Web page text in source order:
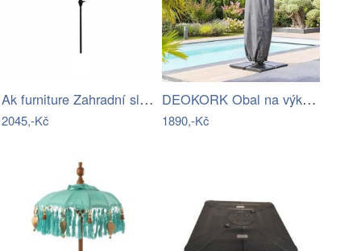
Ak furniture Zahradní slunečník ORIENT…
2045,-Kč
DEOKORK Obal na výkyvný slunečník 257 x…
1890,-Kč